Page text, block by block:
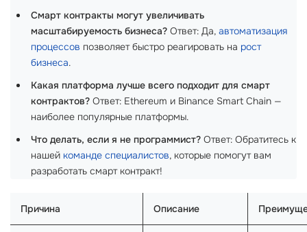
Смарт контракты могут увеличивать
масштабируемость бизнеса? Ответ: Да, автоматизация
процессов позволяет быстро реагировать на рост
бизнеса.
Какая платформа лучше всего подходит для смарт
контрактов? Ответ: Ethereum и Binance Smart Chain —
наиболее популярные платформы.
Что делать, если я не программист? Ответ: Обратитесь к
нашей команде специалистов, которые помогут вам
разработать смарт контракт!
Причина Описание